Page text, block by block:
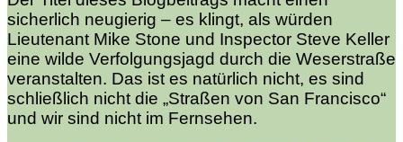
sicherlich neugierig – es klingt, als würden
Lieutenant Mike Stone und Inspector Steve Keller
eine wilde Verfolgungsjagd durch die Weserstraße
veranstalten. Das ist es natürlich nicht, es sind
schließlich nicht die „Straßen von San Francisco“
und wir sind nicht im Fernsehen.